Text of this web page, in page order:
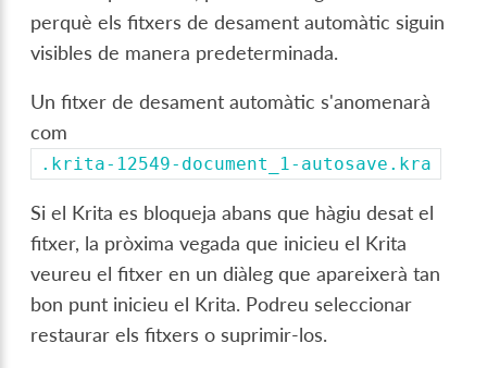
perquè els fitxers de desament automàtic siguin
visibles de manera predeterminada.
Un fitxer de desament automàtic s'anomenarà
com
.krita-12549-document_1-autosave.kra
Si el Krita es bloqueja abans que hàgiu desat el
fitxer, la pròxima vegada que inicieu el Krita
veureu el fitxer en un diàleg que apareixerà tan
bon punt inicieu el Krita. Podreu seleccionar
restaurar els fitxers o suprimir-los.